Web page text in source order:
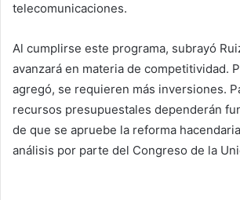
telecomunicaciones.
Al cumplirse este programa, subrayó
avanzará en materia de competitividad.
agregó, se requieren más inversiones.
recursos presupuestales dependerán
de que se apruebe la reforma
análisis por parte del Congreso de la